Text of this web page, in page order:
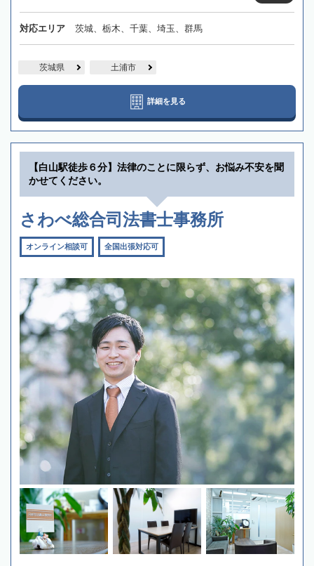
対応エリア 茨城、栃木、千葉、埼玉、群馬
茨城県 土浦市
詳細を見る
【白山駅徒歩６分】法律のことに限らず、お悩み不安を聞
かせてください。
さわべ総合司法書士事務所
オンライン相談可 全国出張対応可